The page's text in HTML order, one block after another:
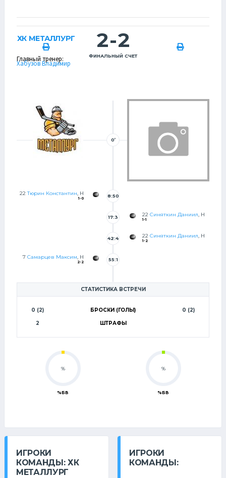
ХК МЕТАЛЛУРГ
Главный тренер:
Хабузов Владимир
2-2
ФИНАЛЬНЫЙ СЧЕТ
0’
22Тюрин Константин , Н
1-0 8:50
22 Синяткин Даниил , Н
1-1
17:3
22 Синяткин Даниил , Н
1-2
42:4
7 Самарцев Максим , Н
2-2 55:1
СТАТИСТИКА ВСТРЕЧИ
0 (2) БРОСКИ (ГОЛЫ)
0 (2)
2
ШТРАФЫ
%
%БВ
%
%БВ
ИГРОКИ
КОМАНДЫ: ХК
МЕТАЛЛУРГ
ИГРОКИ
КОМАНДЫ: